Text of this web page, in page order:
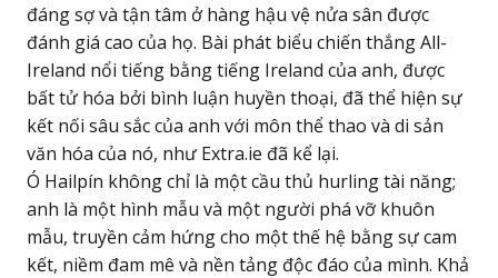
đáng sợ và tận tâm ở hàng hậu vệ nửa sân được
đánh giá cao của họ. Bài phát biểu chiến thắng All-
Ireland nổi tiếng bằng tiếng Ireland của anh, được
bất tử hóa bởi bình luận huyền thoại, đã thể hiện sự
kết nối sâu sắc của anh với môn thể thao và di sản
văn hóa của nó, như Extra.ie đã kể lại.
Ó Hailpín không chỉ là một cầu thủ hurling tài năng;
anh là một hình mẫu và một người phá vỡ khuôn
mẫu, truyền cảm hứng cho một thế hệ bằng sự cam
kết, niềm đam mê và nền tảng độc đáo của mình. Khả